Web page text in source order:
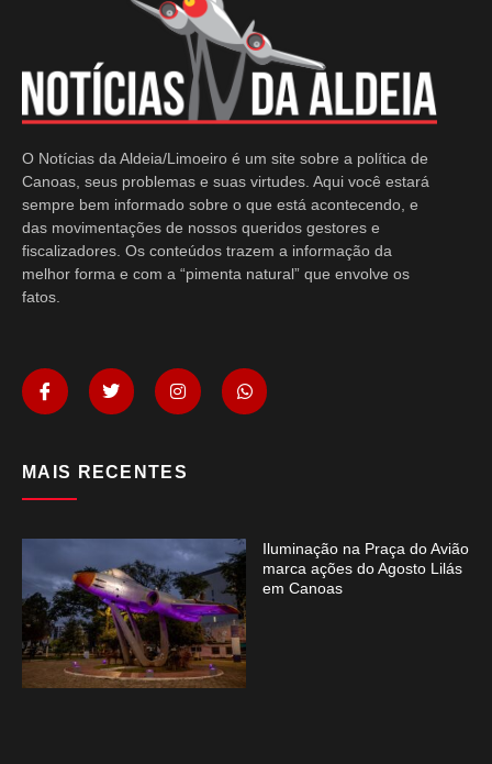
O Notícias da Aldeia/Limoeiro é um site sobre a política de
Canoas, seus problemas e suas virtudes. Aqui você estará
sempre bem informado sobre o que está acontecendo, e
das movimentações de nossos queridos gestores e
fiscalizadores. Os conteúdos trazem a informação da
melhor forma e com a “pimenta natural” que envolve os
fatos.
MAIS RECENTES
Iluminação na Praça do Avião
marca ações do Agosto Lilás
em Canoas